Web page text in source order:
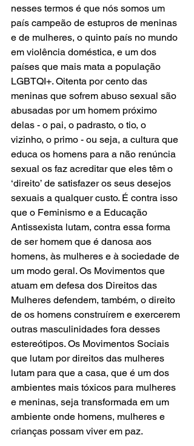
nesses termos é que nós somos um
país campeão de estupros de meninas
e de mulheres, o quinto país no mundo
em violência doméstica, e um dos
países que mais mata a população
LGBTQI+. Oitenta por cento das
meninas que sofrem abuso sexual são
abusadas por um homem próximo
delas - o pai, o padrasto, o tio, o
vizinho, o primo - ou seja, a cultura que
educa os homens para a não renúncia
sexual os faz acreditar que eles têm o
‘direito’ de satisfazer os seus desejos
sexuais a qualquer custo. É contra isso
que o Feminismo e a Educação
Antissexista lutam, contra essa forma
de ser homem que é danosa aos
homens, às mulheres e à sociedade de
um modo geral. Os Movimentos que
atuam em defesa dos Direitos das
Mulheres defendem, também, o direito
de os homens construírem e exercerem
outras masculinidades fora desses
estereótipos. Os Movimentos Sociais
que lutam por direitos das mulheres
lutam para que a casa, que é um dos
ambientes mais tóxicos para mulheres
e meninas, seja transformada em um
ambiente onde homens, mulheres e
crianças possam viver em paz.